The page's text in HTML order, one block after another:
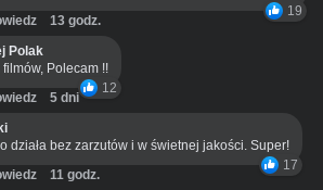
19
13 godz.
Polak
Polecam !!
12
5 dni
działa bez zarzutów i w świetnej jakości. Super!
17
11 godz.